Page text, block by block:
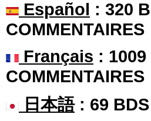
Español : 320
COMMENTAIRES
Français :
COMMENTAIRES
日本語: 69 BDS